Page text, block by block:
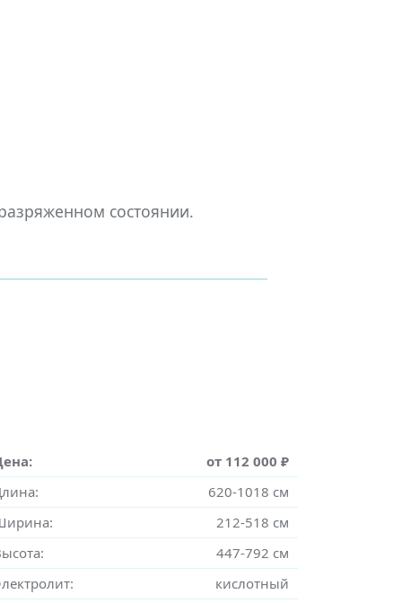
состоянии.
от 112 000 ₽
620-1018 см
212-518 см
447-792 см
кислотный